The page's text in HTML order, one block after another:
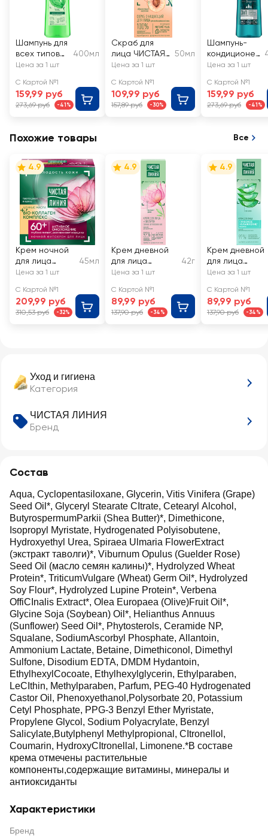
Уход и гигиена
Категория
ЧИСТАЯ ЛИНИЯ
Бренд
Состав
Aqua, Cyclopentasiloxane, Glycerin, Vitis Vinifera (Grape)
Seed Oil*, Glyceryl Stearate CItrate, Cetearyl Alcohol,
ButyrospermumParkii (Shea Butter)*, Dimethicone,
Isopropyl Myristate, Hydrogenated Polyisobutene,
Hydroxyethyl Urea, Spiraea Ulmaria FlowerExtract
(экстракт таволги)*, Viburnum Opulus (Guelder Rose)
Seed Oil (масло семян калины)*, Hydrolyzed Wheat
Protein*, TriticumVulgare (Wheat) Germ Oil*, Hydrolyzed
Soy Flour*, Hydrolyzed Lupine Protein*, Verbena
ОffiCInalis Extract*, Olea Europaea (Olive)Fruit Oil*,
Glycine Soja (Soybean) Oil*, Helianthus Annuus
(Sunflower) Seed Oil*, Phytosterols, Ceramide NP,
Squalane, SodiumAscorbyl Phosphate, Allantoin,
Ammonium Lactate, Betaine, Dimethiconol, Dimethyl
Sulfone, Disodium EDTA, DMDM Hydantoin,
EthylhexylCocoate, Ethylhexylglycerin, Ethylparaben,
LeCIthin, Methylparaben, Parfum, PEG-40 Hydrogenated
Castor Oil, Phenoxyethanol,Polysorbate 20, Potassium
Cetyl Phosphate, PPG-3 Benzyl Ether Myristate,
Propylene Glycol, Sodium Polyacrylate, Benzyl
Salicylate,Butylphenyl Methylpropional, CItronellol,
Coumarin, HydroxyCItronellal, Limonene.*В составе
крема отмечены растительные
компоненты,содержащие витамины, минералы и
антиоксиданты
Характеристики
Бренд
Шампунь для
всех типов
волос
ЛИНИЯ
Крапива, на
отваре
400мл
Цена за 1 шт
С Картой №1
159,99 руб
273,69 руб -41%
Скраб для
лица ЧИСТАЯ
ЛИНИЯ
экстрактом
ромашки и
абрикосовыми
50мл
Цена за 1 шт
С Картой №1
109,99 руб
157,89 руб -30%
Шампунь-
кондиционер
для волос-
душа
мужской
ЧИСТАЯ
Энергия и
Цена за 1 шт
С Картой №1
159,99 руб
273,69 руб -41%
Похожие товары Все
4.9
Крем ночной
для лица
ЧИСТАЯ ЛИНИЯ
калина от 60
лет
45мл
Цена за 1 шт
С Картой №1
209,99 руб
310,53 руб -32%
4.9
Крем дневной
для лица
ЧИСТАЯ ЛИНИЯ
для сухой кожи
42г
Цена за 1 шт
С Картой №1
89,99 руб
137,90 руб -34%
4.9
Крем дневной
для лица
ЧИСТАЯ ЛИНИЯ
для
комбинирован
ной кожи
Цена за 1 шт
С Картой №1
89,99 руб
137,90 руб -34%